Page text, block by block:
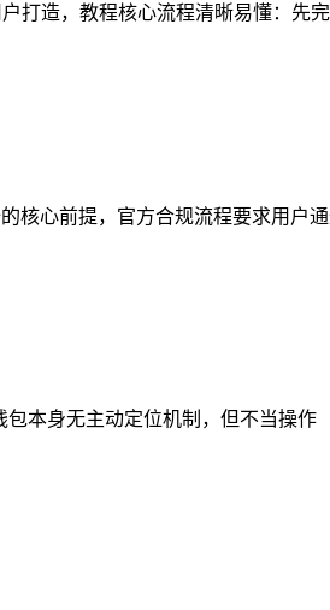
打造，教程核心流程清晰易懂：先
核心前提，官方合规流程要求用户
本身无主动定位机制，但不当操